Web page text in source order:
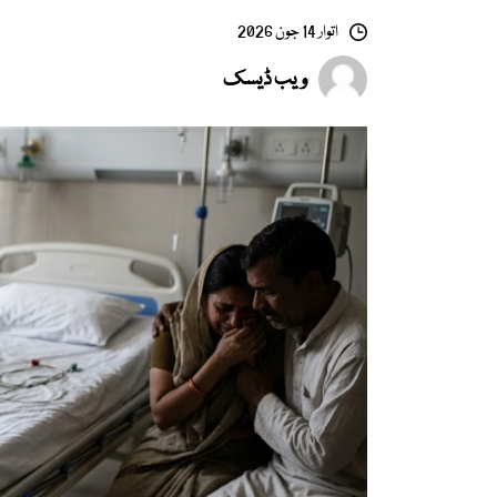
اتوار 14 جون 2026
ویب ڈیسک